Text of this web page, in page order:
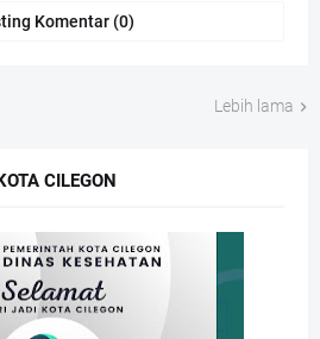
Komentar (0)
Lebih lama
CILEGON